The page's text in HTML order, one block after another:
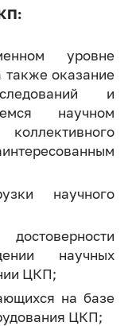
уровне
также оказание
и
научном
научного
научных
ЦКП;
на базе
ЦКП;